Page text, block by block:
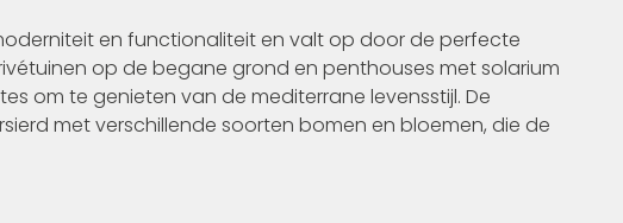
en functionaliteit en valt op door de perfecte
op de begane grond en penthouses met solarium
om te genieten van de mediterrane levensstijl. De
met verschillende soorten bomen en bloemen, die de